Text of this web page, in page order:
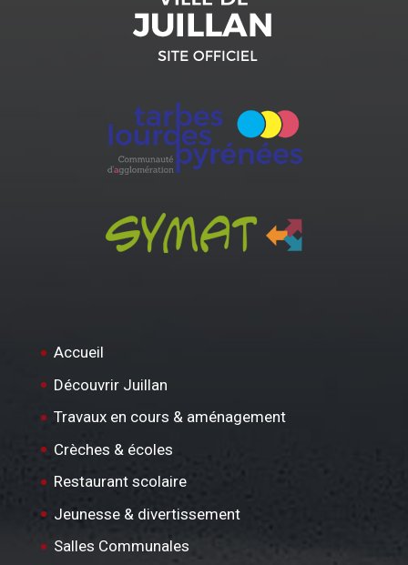
Accueil
Découvrir Juillan
Travaux en cours & aménagement
Crèches & écoles
Restaurant scolaire
Jeunesse & divertissement
Salles Communales